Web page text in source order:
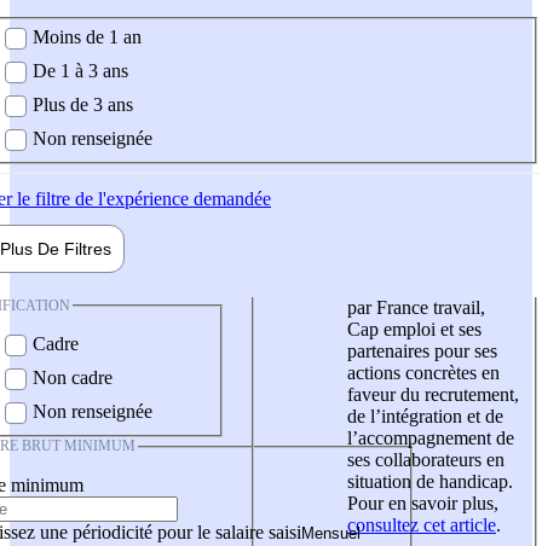
demandée
Moins de 1 an
De 1 à 3 ans
Plus de 3 ans
Non renseignée
le filtre de l'expérience demandée
Plus De Filtres
Cadre
Non cadre
Non renseignée
BRUT MINIMUM
minimum
une périodicité pour le salaire saisi
par France travail,
Cap emploi et ses
partenaires pour ses
actions concrètes en
faveur du recrutement,
de l’intégration et de
l’accompagnement de
ses collaborateurs en
situation de handicap.
Pour en savoir plus,
consultez cet article.